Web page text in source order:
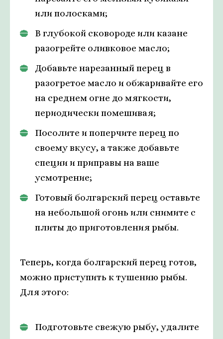
или полосками;
В глубокой сковороде или казане
разогрейте оливковое масло;
Добавьте нарезанный перец в
разогретое масло и обжаривайте его
на среднем огне до мягкости,
периодически помешивая;
Посолите и поперчите перец по
своему вкусу, а также добавьте
специи и приправы на ваше
усмотрение;
Готовый болгарский перец оставьте
на небольшой огонь или снимите с
плиты до приготовления рыбы.
Теперь, когда болгарский перец готов,
можно приступить к тушению рыбы.
Для этого:
Подготовьте свежую рыбу, удалите